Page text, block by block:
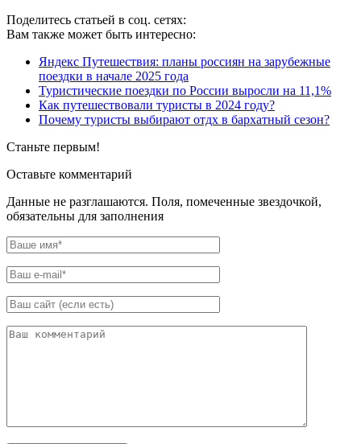
Поделитесь статьей в соц. сетях:
Вам также может быть интересно:
Яндекс Путешествия: планы россиян на зарубежные
поездки в начале 2025 года
Туристические поездки по России выросли на 11,1%
Как путешествовали туристы в 2024 году?
Почему туристы выбирают отдх в бархатный сезон?
Станьте первым!
Оставьте комментарий
Данные не разглашаются. Поля, помеченные звездочкой,
обязательны для заполнения